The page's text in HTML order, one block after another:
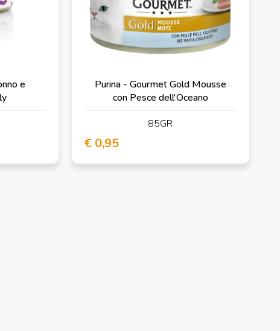
e
Purina - Gourmet Gold Mousse
con Pesce dell'Oceano
85GR
€ 0,95